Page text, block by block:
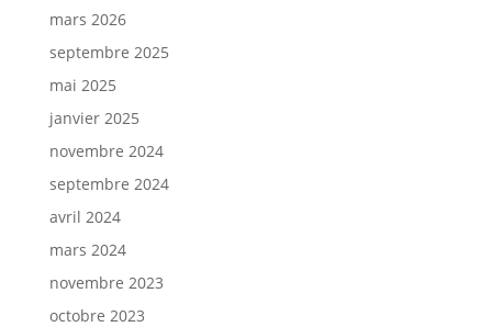
mars 2026
septembre 2025
mai 2025
janvier 2025
novembre 2024
septembre 2024
avril 2024
mars 2024
novembre 2023
octobre 2023